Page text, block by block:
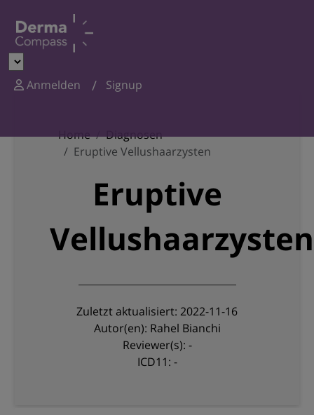
Anmelden Signup
Home
Diagnosen
Eruptive Vellushaarzysten
Eruptive
Vellushaarzysten
Zuletzt aktualisiert: 2022-11-16
Autor(en): Rahel Bianchi
Reviewer(s): -
ICD11: -